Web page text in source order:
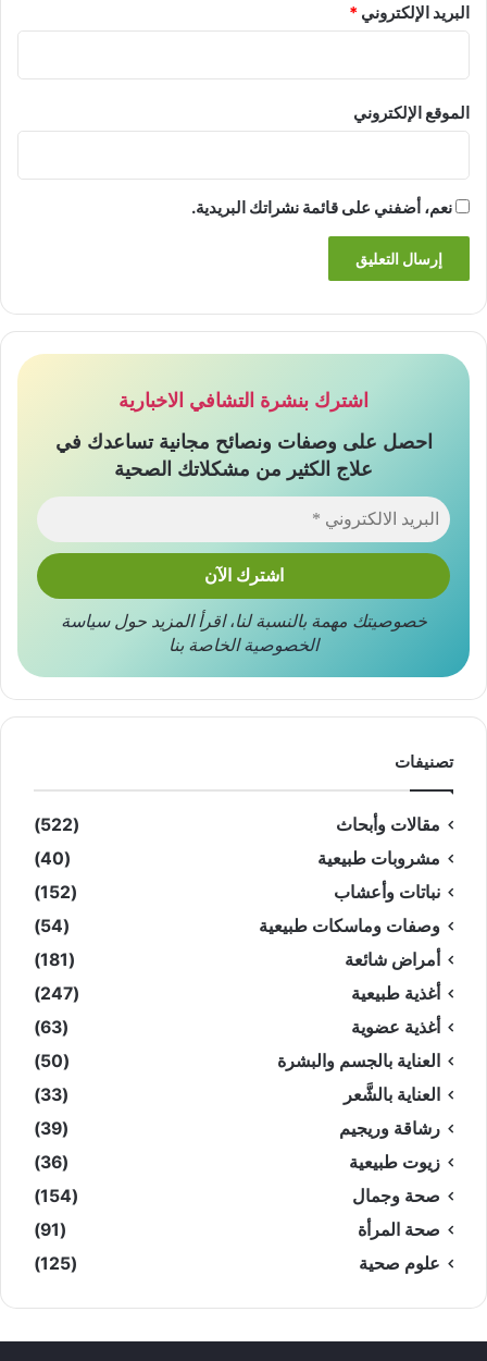
البريد الإلكتروني *
الموقع الإلكتروني
نعم، أضفني على قائمة نشراتك البريدية.
اشترك بنشرة التشافي الاخبارية
احصل على وصفات ونصائح مجانية تساعدك في
علاج الكثير من مشكلاتك الصحية
خصوصيتك مهمة بالنسبة لنا،اقرأ المزيد حولسياسة
الخصوصيةالخاصة بنا
تصنيفات
مقالات وأبحاث
(522)
مشروبات طبيعية
(40)
نباتات وأعشاب
(152)
وصفات وماسكات طبيعية
(54)
أمراض شائعة
(181)
أغذية طبيعية
(247)
أغذية عضوية
(63)
العناية بالجسم والبشرة
(50)
العناية بالشَّعر
(33)
رشاقة وريجيم
(39)
زيوت طبيعية
(36)
صحة وجمال
(154)
صحة المرأة
(91)
علوم صحية
(125)